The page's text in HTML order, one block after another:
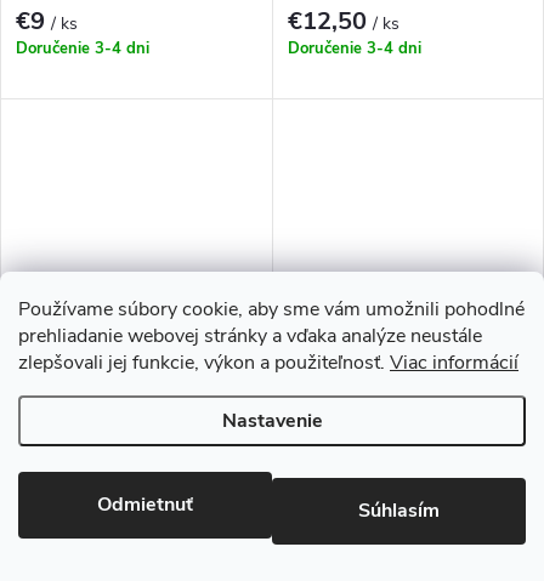
Používame súbory cookie, aby sme vám umožnili pohodlné
prehliadanie webovej stránky a vďaka analýze neustále
zlepšovali jej funkcie, výkon a použiteľnosť. Viac informácií
Nastavenie
Odmietnuť Súhlasím
003)
€9/ ks
Doručenie 3-4 dni
€12,50/ ks
Doručenie 3-4 dni
TRP-009
€26/ ks
Doručenie 3-4 dni
€12,90/ ks
Ihneď k odoslaniu3 ks